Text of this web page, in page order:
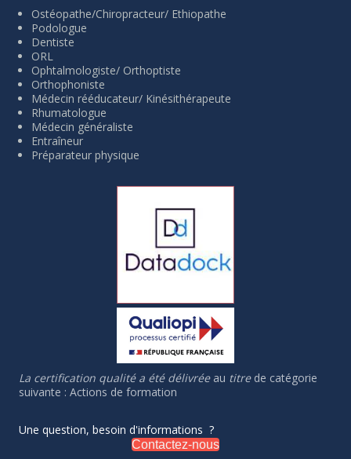
Ostéopathe/Chiropracteur/ Ethiopathe
Podologue
Dentiste
ORL
Ophtalmologiste/ Orthoptiste
Orthophoniste
Médecin rééducateur/ Kinésithérapeute
Rhumatologue
Médecin généraliste
Entraîneur
Préparateur physique
La certification qualité a été délivréeau titrede catégorie
suivante : Actions de formation
Une question, besoin d'informations ?
Contactez-nous